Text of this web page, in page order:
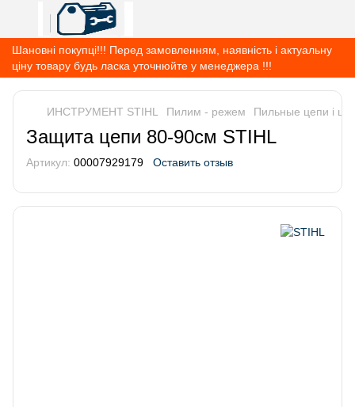
Шановні покупці!!! Перед замовленням, наявність і актуальну
ціну товару будь ласка уточнюйте у менеджера !!!
ИНСТРУМЕНТ STIHL Пилим - режем Пильные цепи і
Защита цепи 80-90см STIHL
Артикул: 00007929179 Оставить отзыв